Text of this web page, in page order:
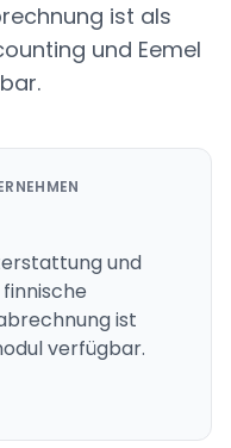
ist als
und Eemel
und
ist
verfügbar.